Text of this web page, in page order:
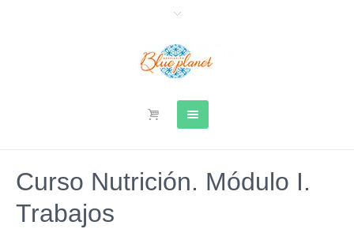
Curso Nutrición. Módulo I.
Trabajos